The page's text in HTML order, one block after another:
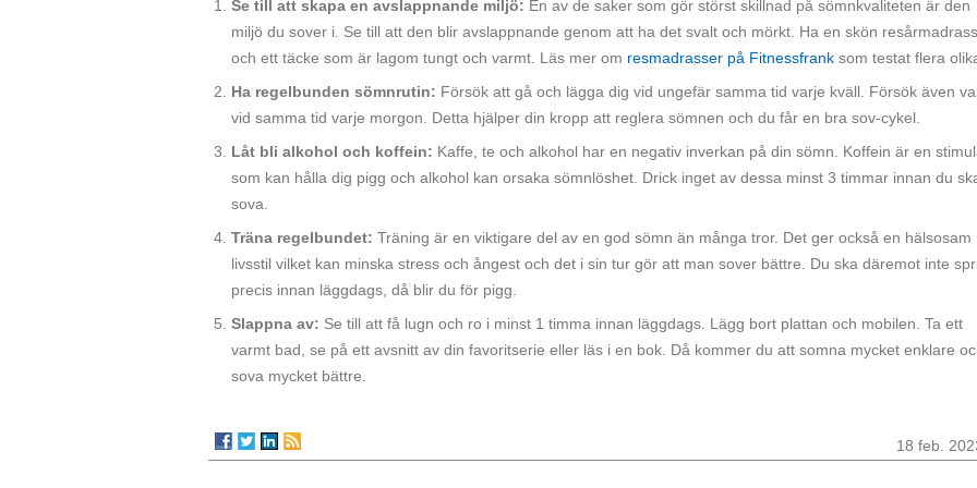
Se till att skapa en avslappnande miljö: En av de saker som gör störst skillnad på sömnkvaliteten är den
miljö du sover i. Se till att den blir avslappnande genom att ha det svalt och mörkt. Ha en skön resårmadrass
och ett täcke som är lagom tungt och varmt. Läs mer om resmadrasser på Fitnessfrank som testat flera
Ha regelbunden sömnrutin: Försök att gå och lägga dig vid ungefär samma tid varje kväll. Försök även
vid samma tid varje morgon. Detta hjälper din kropp att reglera sömnen och du får en bra sov-cykel.
Låt bli alkohol och koffein: Kaffe, te och alkohol har en negativ inverkan på din sömn. Koffein är en
som kan hålla dig pigg och alkohol kan orsaka sömnlöshet. Drick inget av dessa minst 3 timmar innan du
sova.
Träna regelbundet: Träning är en viktigare del av en god sömn än många tror. Det ger också en hälsosam
livsstil vilket kan minska stress och ångest och det i sin tur gör att man sover bättre. Du ska däremot inte
precis innan läggdags, då blir du för pigg.
Slappna av: Se till att få lugn och ro i minst 1 timma innan läggdags. Lägg bort plattan och mobilen. Ta ett
varmt bad, se på ett avsnitt av din favoritserie eller läs i en bok. Då kommer du att somna mycket enklare
sova mycket bättre.
18 feb.